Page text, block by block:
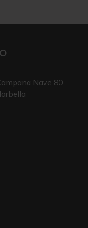
Nave 80,